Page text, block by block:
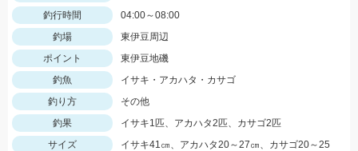
釣行時間
04:00～08:00
釣場
東伊豆周辺
ポイント
東伊豆地磯
釣魚
イサキ・アカハタ・カサゴ
釣り方
その他
釣果
イサキ1匹、アカハタ2匹、カサゴ2匹
サイズ
イサキ41㎝、アカハタ20～27㎝、カサゴ20～25